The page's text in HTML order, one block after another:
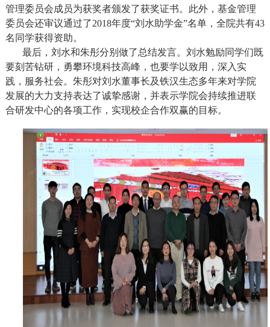
管理委员会成员为获奖者颁发了获奖证书。此外，基金管理
委员会还审议通过了2018年度“刘水助学金”名单，全院共有43
名同学获得资助。
最后，刘水和朱彤分别做了总结发言。刘水勉励同学们既
要刻苦钻研，勇攀环境科技高峰，也要学以致用，深入实
践，服务社会。朱彤对刘水董事长及铁汉生态多年来对学院
发展的大力支持表达了诚挚感谢，并表示学院会持续推进联
合研发中心的各项工作，实现校企合作双赢的目标。